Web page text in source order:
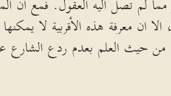
لم تصل اليه العقول. فمع ان
ان معرفة هذه الأقربية لا
حيث العلم بعدم ردع الشارع عن